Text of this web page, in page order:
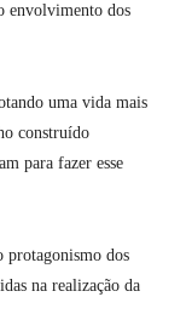
envolvimento dos
uma vida mais
construído
para fazer esse
protagonismo dos
na realização da